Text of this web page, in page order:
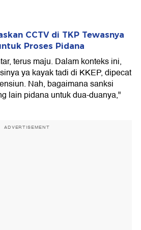
CCTV di TKP Tewasnya
Proses Pidana
terus maju. Dalam konteks ini,
ya kayak tadi di KKEP, dipecat
Nah, bagaimana sanksi
lain pidana untuk dua-duanya,"
ADVERTISEMENT